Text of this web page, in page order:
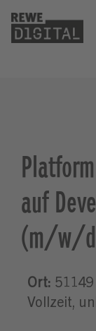
auf
(m/w/
Ort:
Vollzeit,